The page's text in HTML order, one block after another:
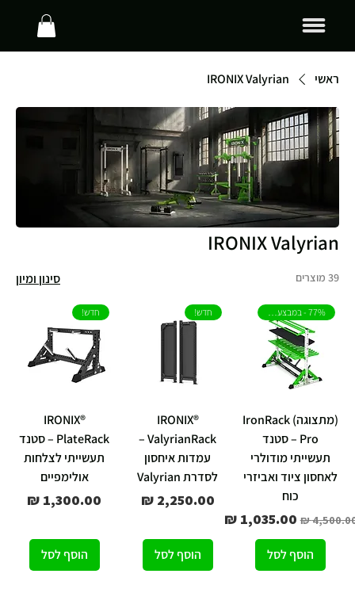
ראשי IRONIX Valyrian
IRONIX Valyrian
39 מוצרים סינון ומיון
(מתצוגה) IronRack
Pro – סטנד
תעשייתי מודולרי
לאחסון ציוד ואביזרי
כוח
רגיל מחיר מבצע
הוסף לסל
חדש!
IRONIX®
ValyrianRack –
עמדות איחסון
לסדרת Valyrian
מחיר
הוסף לסל
חדש!
IRONIX®
PlateRack – סטנד
תעשייתי לצלחות
אולימפיים
מחיר
הוסף לסל